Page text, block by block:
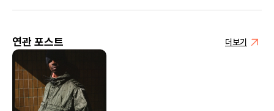
연관 포스트 더보기